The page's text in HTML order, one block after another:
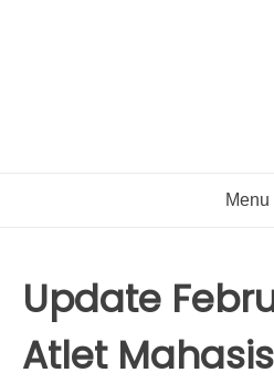
Menu
Update
Atlet